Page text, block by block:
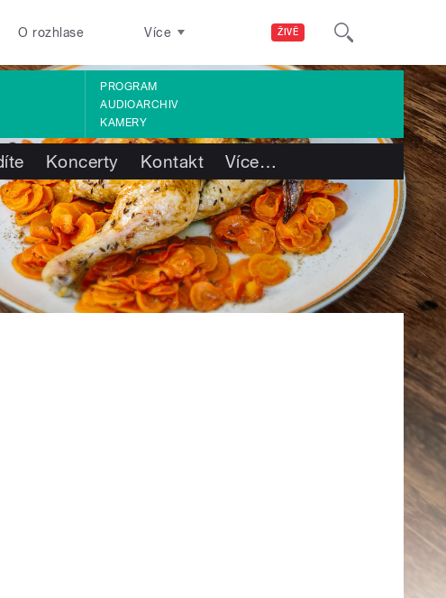
ŽIVĚ
O rozhlase Více
PROGRAM
AUDIOARCHIV
KAMERY
Koncerty Kontakt Více…